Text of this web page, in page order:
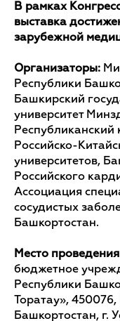
В рамках
выставка
зарубежной
Организаторы:
Республики
Башкирский
университет
Республиканский
Российско-
университетов,
Российского
Ассоциация
сосудистых
Башкортостан.
Место проведения
бюджетное
Республики
Торатау»,
Башкортостан, г.